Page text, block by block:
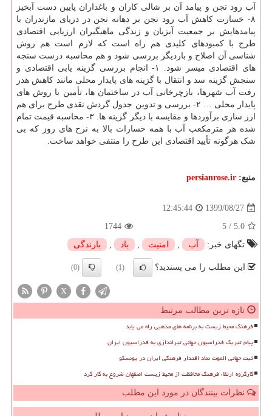
آب رود تجن و پیامد آن بر شالی کاران و باغداران پایین دست آبخیز
۸- خسارت کاهش آب رود تجن بر دهانه تجن در دریای مازندران با
پیامدهایش بر جمعیت آبزیان و زندگی ماهیگیران ارزیابی اقتصادی
طرح با کمبودهای کلیدی هم راه است که لازم است هم روش
شناسی آن اصلاح و باردیگر بررسی شود و هم محاسبه درست سنجه
های اقتصادی میسر شود. ۱- انجام بررسی گزینه یابی اقتصادی و
سنجش گزینه سد و انتقال با گزینه های پایدار محلی مانند کاهش هدر
رفت آب شهرها، بازچرخانی آب در ساختمان ها، تأمین با روش های
پایدار محلی … ۲- بررسی و تدوین جدول گردش نقدی طرح برای هم
ارز سازی برآوردها و مقایسه با دیگر گزینه ها. ۳- محاسبه قیمت تمام
شده هر مترمکعب آب با همه خسارات بالا به نرخ های روز که بی
شک هرگونه تأیید اقتصادی این طرح را منتفی خواهد ساخت.
منبع: persianrose.ir
1399/08/27
12:45:44
5.0
/
5
1744
تگهای خبر:
آب , امنیت , باد , بارندگی
این مطلب را می پسندید؟ (1)
(0)
X
تازه ترین مطالب مرتبط
فرهنگ محیط زیست به برنامه های مذهبی راه می یابد
پیام تبریک فدراسیون جهانی تیراندازی به فدراسیون ایران
ثبت جهانی الموت نماد اقتدار فرهنگی ایران در یونسکو
کارگروه ارتقاء فرهنگ محافظت از محیط زیست اصفهان شروع به کار کرد
نظرات بینندگان در مورد این مطلب